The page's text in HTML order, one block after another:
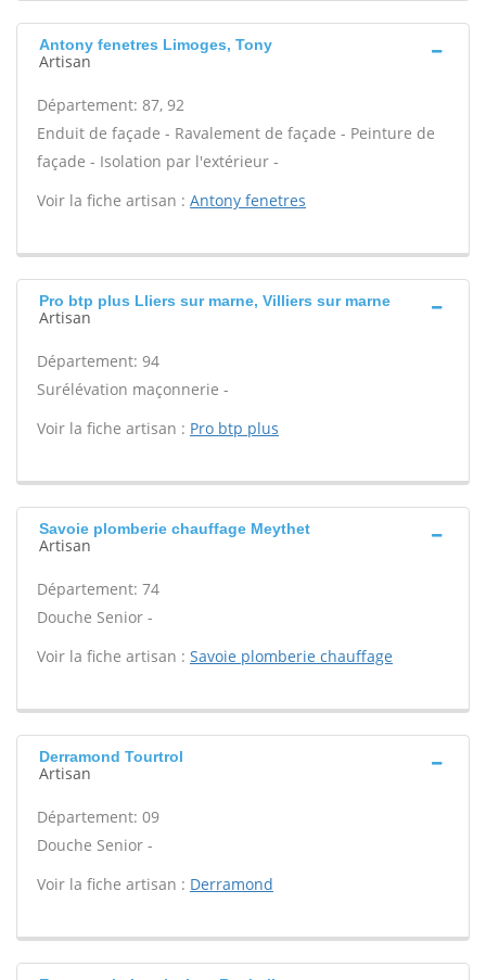
Antony fenetres Limoges, Tony
Artisan
Département: 87, 92
Enduit de façade - Ravalement de façade - Peinture de
façade - Isolation par l'extérieur -
Voir la fiche artisan : Antony fenetres
Pro btp plus Lliers sur marne, Villiers sur marne
Artisan
Département: 94
Surélévation maçonnerie -
Voir la fiche artisan : Pro btp plus
Savoie plomberie chauffage Meythet
Artisan
Département: 74
Douche Senior -
Voir la fiche artisan : Savoie plomberie chauffage
Derramond Tourtrol
Artisan
Département: 09
Douche Senior -
Voir la fiche artisan : Derramond